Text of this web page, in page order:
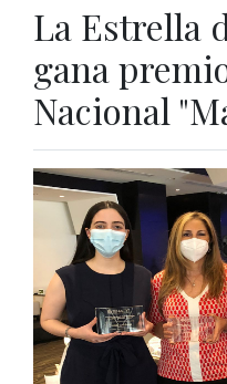
La Estrella
gana
Nacional